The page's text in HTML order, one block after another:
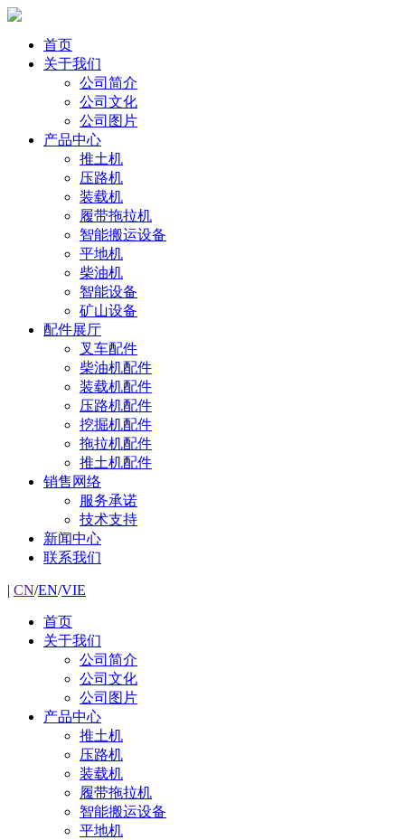
首页
关于我们
公司简介
公司文化
公司图片
产品中心
推土机
压路机
装载机
履带拖拉机
智能搬运设备
平地机
柴油机
智能设备
矿山设备
配件展厅
叉车配件
柴油机配件
装载机配件
压路机配件
挖掘机配件
拖拉机配件
推土机配件
销售网络
服务承诺
技术支持
新闻中心
联系我们
| CN/EN/VIE
首页
关于我们
公司简介
公司文化
公司图片
产品中心
推土机
压路机
装载机
履带拖拉机
智能搬运设备
平地机